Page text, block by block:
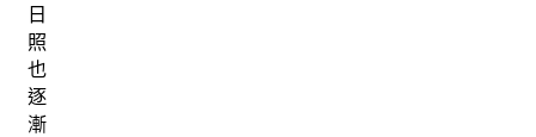
日
照
也
逐
漸